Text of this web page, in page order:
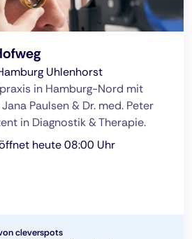
Uhlenhorst
in Hamburg-Nord mit
Paulsen & Dr. med. Peter
in Diagnostik & Therapie.
heute 08:00 Uhr
cleverspots